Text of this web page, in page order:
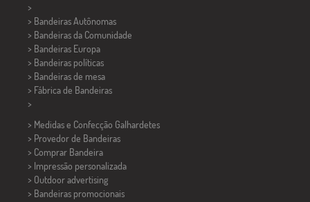
>
> Bandeiras Autônomas
> Bandeiras da Comunidade
> Bandeiras Europa
> Bandeiras políticas
> Bandeiras de mesa
> Fábrica de Bandeiras
>
> Medidas e Confecção Galhardetes
> Provedor de Bandeiras
> Comprar Bandeira
> Impressão personalizada
> Outdoor advertising
> Bandeiras promocionais